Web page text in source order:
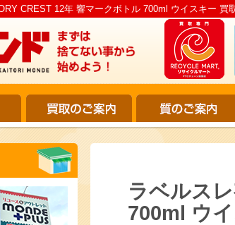
CREST 12年 響マークボトル 700ml ウイスキー
ラベルス
700ml ウ